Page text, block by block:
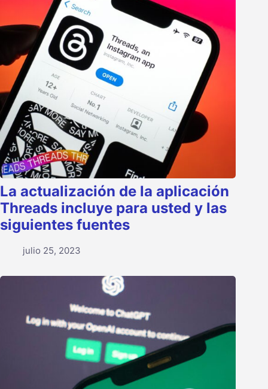
La actualización de la aplicación
Threads incluye para usted y las
siguientes fuentes
julio 25, 2023